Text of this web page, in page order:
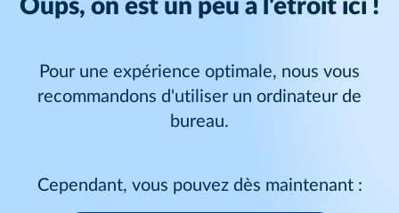
Oups, on est un peu à l'étroit ici !
Pour une expérience optimale, nous vous
recommandons d'utiliser un ordinateur de
bureau.
Cependant, vous pouvez dès maintenant :